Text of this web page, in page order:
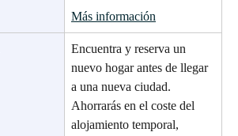
Más información
Encuentra y reserva un
nuevo hogar antes de llegar
a una nueva ciudad.
Ahorrarás en el coste del
alojamiento temporal,